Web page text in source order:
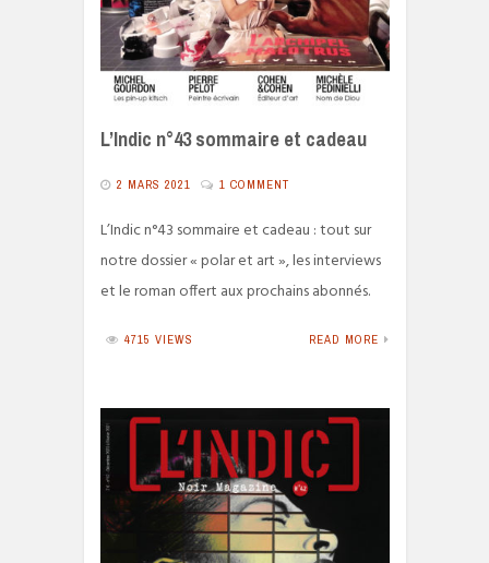
L’Indic n°43 sommaire et cadeau
2 MARS 2021 1 COMMENT
L’Indic n°43 sommaire et cadeau : tout sur
notre dossier « polar et art », les interviews
et le roman offert aux prochains abonnés.
4715 VIEWS READ MORE